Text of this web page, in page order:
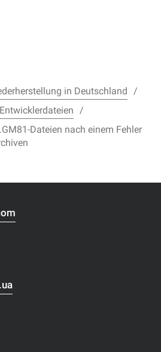
in Deutschland
Dateien nach einem Fehler